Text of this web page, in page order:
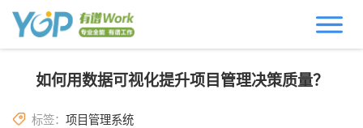
如何用数据可视化提升项目管理决策质量？
标签：项目管理系统